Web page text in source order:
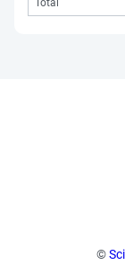
Total
©